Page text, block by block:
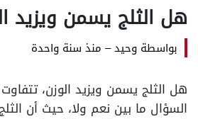
هل الثلج يسمن ويزيد
بواسطة وحيد– منذ سنة واحدة
هل الثلج يسمن ويزيد الوزن،
السؤال ما بين نعم ولا، حيث أن